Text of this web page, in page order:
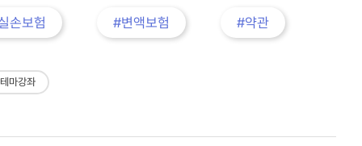
손보험 #변액보험 #약관
마강좌